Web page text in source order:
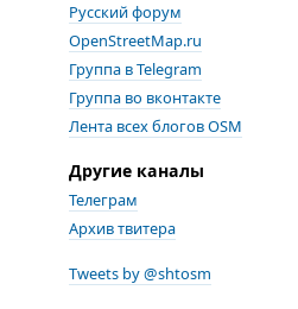
Русский форум
OpenStreetMap.ru
Группа в Telegram
Группа во вконтакте
Лента всех блогов OSM
Другие каналы
Телеграм
Архив твитера
Tweets by @shtosm